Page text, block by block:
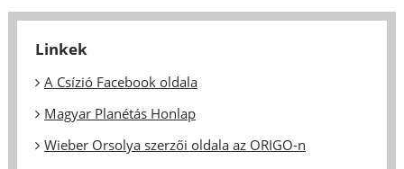
Linkek
A Csízió Facebook oldala
Magyar Planétás Honlap
Wieber Orsolya szerzői oldala az ORIGO-n